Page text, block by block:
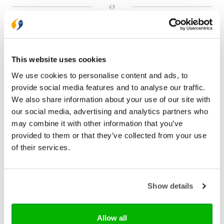
This website uses cookies
We use cookies to personalise content and ads, to
provide social media features and to analyse our traffic.
We also share information about your use of our site with
our social media, advertising and analytics partners who
may combine it with other information that you’ve
provided to them or that they’ve collected from your use
of their services.
Show details
Allow all
Bezorging binnen 1–2 werkdagen
Bekijk ook eens